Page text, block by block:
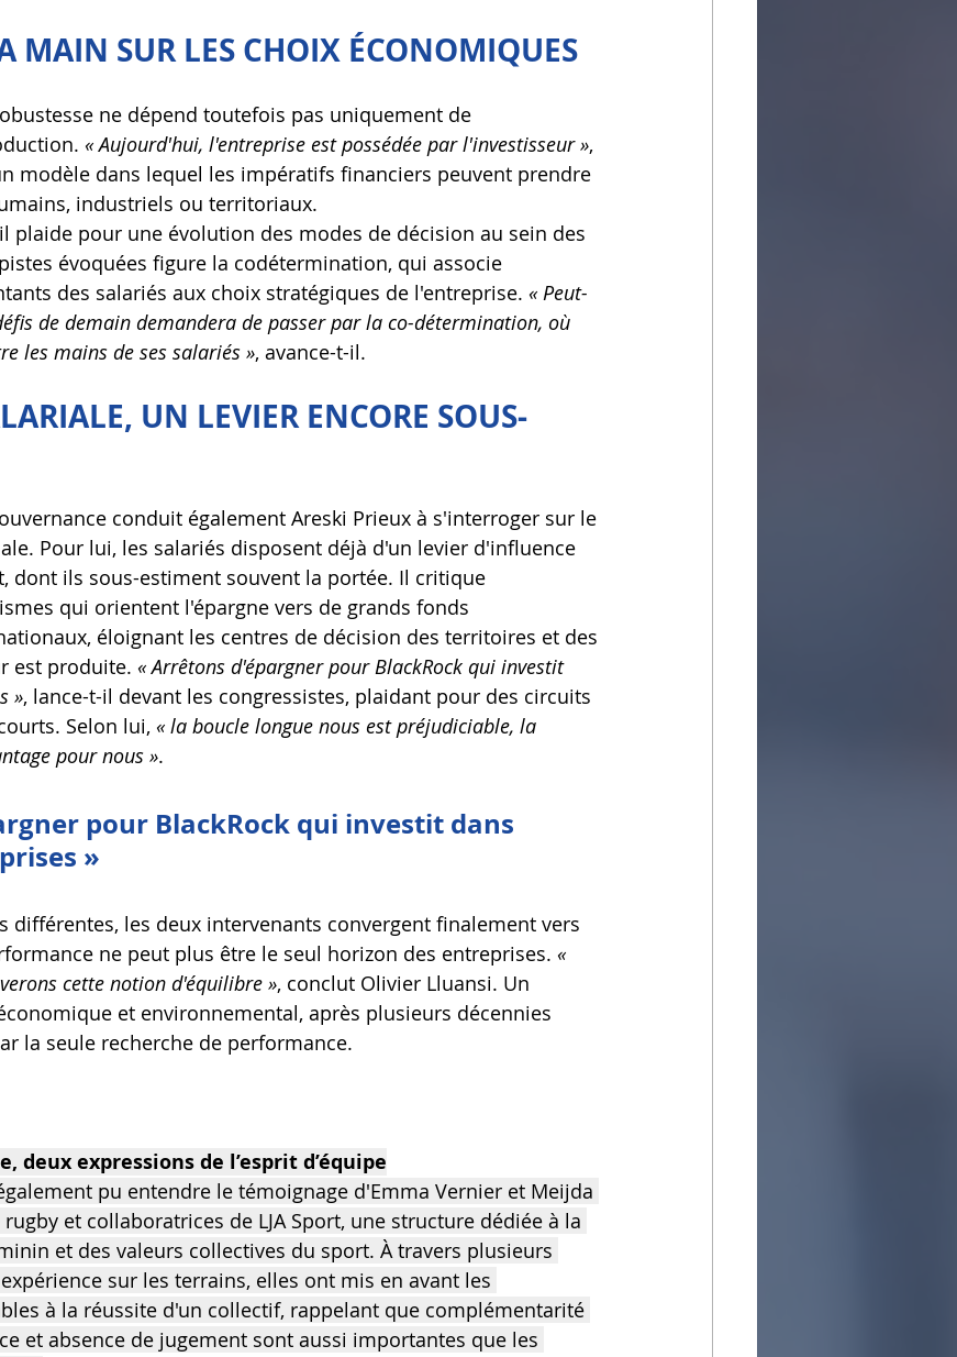
MAIN SUR LES CHOIX ÉCONOMIQUES
ne dépend toutefois pas uniquement de
« Aujourd'hui, l'entreprise est possédée par l'investisseur »,
modèle dans lequel les impératifs financiers peuvent prendre
industriels ou territoriaux.
plaide pour une évolution des modes de décision au sein des
évoquées figure la codétermination, qui associe
des salariés aux choix stratégiques de l'entreprise. « Peut-
de demain demandera de passer par la co-détermination, où
les mains de ses salariés », avance-t-il.
UN LEVIER ENCORE SOUS-
conduit également Areski Prieux à s'interroger sur le
Pour lui, les salariés disposent déjà d'un levier d'influence
dont ils sous-estiment souvent la portée. Il critique
qui orientent l'épargne vers de grands fonds
éloignant les centres de décision des territoires et des
est produite. « Arrêtons d'épargner pour BlackRock qui investit
», lance-t-il devant les congressistes, plaidant pour des circuits
Selon lui, « la boucle longue nous est préjudiciable, la
pour nous ».
pour BlackRock qui investit dans
»
différentes, les deux intervenants convergent finalement vers
ne peut plus être le seul horizon des entreprises. «
cette notion d'équilibre », conclut Olivier Lluansi. Un
et environnemental, après plusieurs décennies
la seule recherche de performance.
deux expressions de l’esprit d’équipe
pu entendre le témoignage d'Emma Vernier et Meijda
et collaboratrices de LJA Sport, une structure dédiée à la
et des valeurs collectives du sport. À travers plusieurs
sur les terrains, elles ont mis en avant les
à la réussite d'un collectif, rappelant que complémentarité
et absence de jugement sont aussi importantes que les